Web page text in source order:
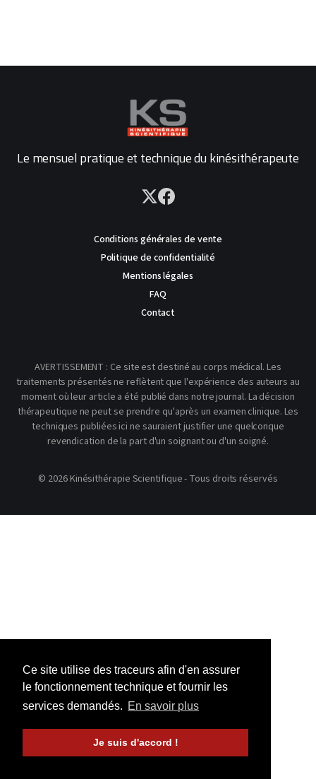
Ce site utilise des traceurs afin d'en assurer
le fonctionnement technique et fournir les
services demandés. En savoir plus
Je suis d'accord !
Le mensuel pratique et technique du kinésithérapeute
Conditions générales de vente
Politique de confidentialité
Mentions légales
FAQ
Contact
AVERTISSEMENT : Ce site est destiné au corps médical. Les
traitements présentés ne reflètent que l'expérience des auteurs au
moment où leur article a été publié dans notre journal. La décision
thérapeutique ne peut se prendre qu'après un examen clinique. Les
techniques publiées ici ne sauraient justifier une quelconque
revendication de la part d'un soignant ou d'un soigné.
© 2026 Kinésithérapie Scientifique - Tous droits réservés